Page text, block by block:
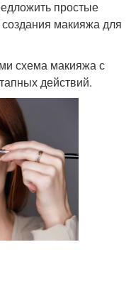
простые
макияжа для
схема макияжа с
действий.